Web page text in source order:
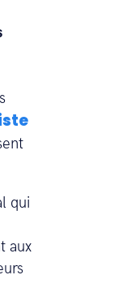
qui
aux